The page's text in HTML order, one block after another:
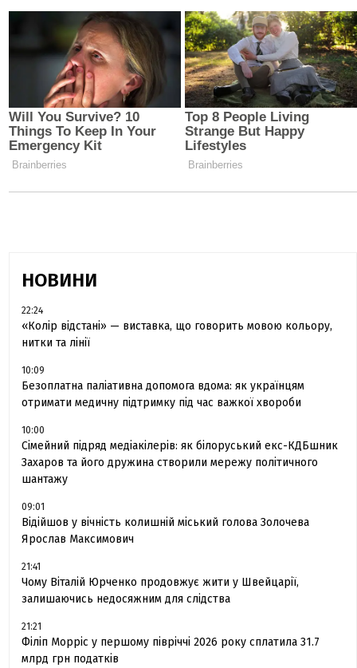
НОВИНИ
22:24
«Колір відстані» — виставка, що говорить мовою кольору,
нитки та лінії
10:09
Безоплатна паліативна допомога вдома: як українцям
отримати медичну підтримку під час важкої хвороби
10:00
Сімейний підряд медіакілерів: як білоруський екс-КДБшник
Захаров та його дружина створили мережу політичного
шантажу
09:01
Відійшов у вічність колишній міський голова Золочева
Ярослав Максимович
21:41
Чому Віталій Юрченко продовжує жити у Швейцарії,
залишаючись недосяжним для слідства
21:21
Філіп Морріс у першому півріччі 2026 року сплатила 31.7
млрд грн податків